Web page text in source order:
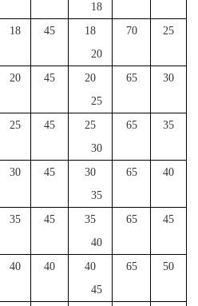
18
18 45
18
20
70 25
20 45
20
25
65 30
25 45
25
30
65 35
30 45
30
35
65 40
35 45
35
40
65 45
40 40
40
45
65 50